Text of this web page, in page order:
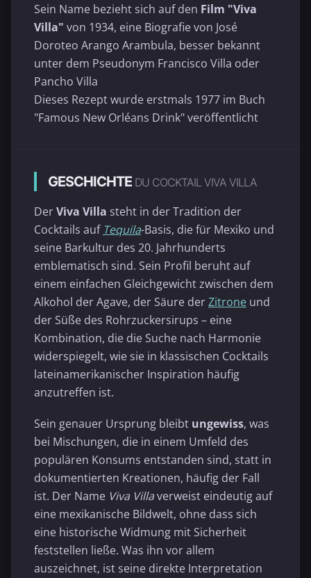
Sein Name bezieht sich auf den Film "Viva
Villa" von 1934, eine Biografie von José
Doroteo Arango Arambula, besser bekannt
unter dem Pseudonym Francisco Villa oder
Pancho Villa
Dieses Rezept wurde erstmals 1977 im Buch
"Famous New Orléans Drink" veröffentlicht
GESCHICHTE DU COCKTAIL VIVA VILLA
DerViva Villa steht in der Tradition der
Cocktails auf Tequila-Basis, die für Mexiko und
seine Barkultur des 20. Jahrhunderts
emblematisch sind. Sein Profil beruht auf
einem einfachen Gleichgewicht zwischen dem
Alkohol der Agave, der Säure derZitrone und
der Süße des Rohrzuckersirups – eine
Kombination, die die Suche nach Harmonie
widerspiegelt, wie sie in klassischen Cocktails
lateinamerikanischer Inspiration häufig
anzutreffen ist.
Sein genauer Ursprung bleibt ungewiss, was
bei Mischungen, die in einem Umfeld des
populären Konsums entstanden sind, statt in
dokumentierten Kreationen, häufig der Fall
ist. Der Name Viva Villaverweist eindeutig auf
eine mexikanische Bildwelt, ohne dass sich
eine historische Widmung mit Sicherheit
feststellen ließe. Was ihn vor allem
auszeichnet, ist seine direkte Interpretation